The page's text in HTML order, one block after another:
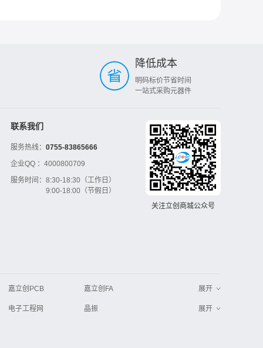
降低成本
明码标价节省时间
一站式采购元器件
联系我们
服务热线： 0755-83865666
企业QQ ： 4000800709
服务时间： 8:30-18:30（工作日）
9:00-18:00（节假日）
关注立创商城公众号
嘉立创PCB 嘉立创FA 展开
电子工程网
晶振
展开